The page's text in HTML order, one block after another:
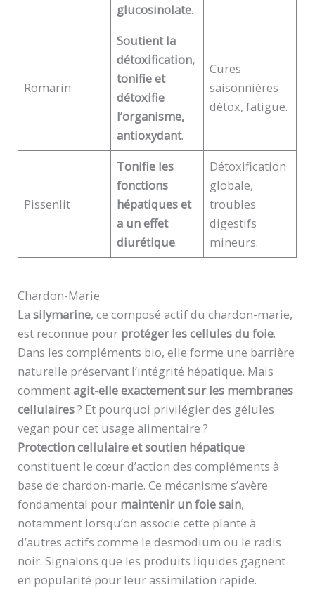
glucosinolate.
Romarin
Soutient la
détoxification,
tonifie et
détoxifie
l’organisme,
antioxydant.
Cures
saisonnières
détox, fatigue.
Pissenlit
Tonifie les
fonctions
hépatiques et
a un effet
diurétique.
Détoxification
globale,
troubles
digestifs
mineurs.
Chardon-Marie
Lasilymarine, ce composé actif du chardon-marie,
est reconnue pour protéger les cellules du foie.
Dans les compléments bio, elle forme une barrière
naturelle préservant l’intégrité hépatique. Mais
commentagit-elle exactement sur les membranes
cellulaires? Et pourquoi privilégier des gélules
vegan pour cet usage alimentaire ?
Protection cellulaire et soutien hépatique
constituent le cœur d’action des compléments à
base de chardon-marie. Ce mécanisme s’avère
fondamental pour maintenir un foie sain,
notamment lorsqu’on associe cette plante à
d’autres actifs comme le desmodium ou le radis
noir. Signalons que les produits liquides gagnent
en popularité pour leur assimilation rapide.